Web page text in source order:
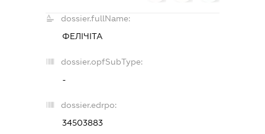
dossier.fullName:
ФЕЛІЧІТА
dossier.opfSubType:
-
dossier.edrpo:
34503883